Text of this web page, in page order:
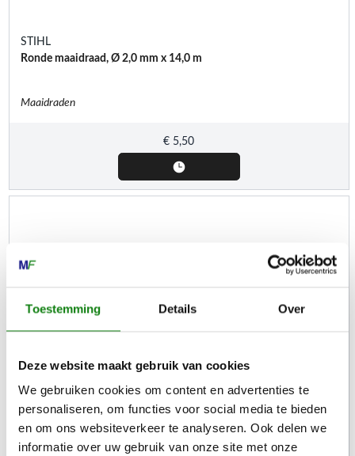
Toestemming Details Over
Deze website maakt gebruik van cookies
We gebruiken cookies om content en advertenties te
personaliseren, om functies voor social media te bieden
en om ons websiteverkeer te analyseren. Ook delen we
informatie over uw gebruik van onze site met onze
STIHL
Ronde maaidraad, Ø 2,0 mm x 14,0 m
Maaidraden
€ 5,50
STIHL
Platte vijl, 150 mm